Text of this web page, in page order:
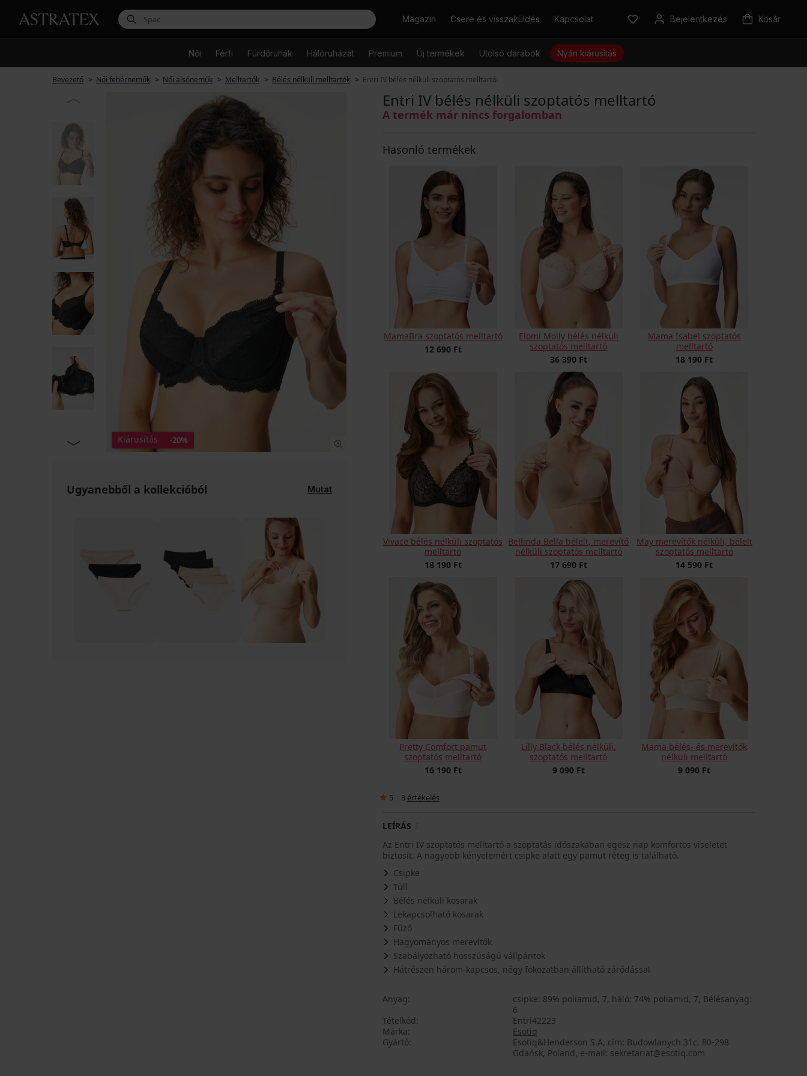
KeresésMagazin Csere és visszaküldés Kapcsolat Bejelentkezés Kosár
Női Férfi Fürdőruhák Hálóruházat Premium Új termékek Utolsó darabok Nyári kiárusítás
Bevezető Női fehérneműk Női alsóneműk Melltartók Bélés nélküli melltartók Entri IV bélés nélküli szoptatós melltartó
Kiárusítás -20%
Ugyanebből a kollekcióból Mutat
Entri IV bélés nélküli szoptatós melltartó
A termék már nincs forgalomban
Hasonló termékek
MamaBra szoptatós melltartó
12 690 Ft
Elomi Molly bélés nélküli
szoptatós melltartó
36 390 Ft
Mama Isabel szoptatós
melltartó
18 190 Ft
Vivace bélés nélküli szoptatós
melltartó
18 190 Ft
Bellinda Bella bélelt, merevítő
nélküli szoptatós melltartó
17 690 Ft
May merevítők nélküli, bélelt
szoptatós melltartó
14 590 Ft
Pretty Comfort pamut
szoptatós melltartó
16 190 Ft
Lilly Black bélés nélküli,
szoptatós melltartó
9 090 Ft
Mama bélés- és merevítők
nélküli melltartó
9 090 Ft
5 3 értékelés
LEÍRÁS
Az Entri IV szoptatós melltartó a szoptatás időszakában egész nap komfortos viseletet
biztosít. A nagyobb kényelemért csipke alatt egy pamut réteg is található.
Csipke
Tüll
Bélés nélküli kosarak
Lekapcsolható kosarak
Fűző
Hagyományos merevítők
Szabályozható hosszúságú vállpántok
Hátrészen három-kapcsos, négy fokozatban állítható záródással
Anyag
csipke: 89% poliamid, 7, háló: 74% poliamid, 7, Bélésanyag:
6
Tételkód
Entri42223
Márka
Esotiq
Gyártó
Esotiq&Henderson S.A, cím: Budowlanych 31c, 80-298
Gdańsk, Poland, e-mail: sekretariat@esotiq.com